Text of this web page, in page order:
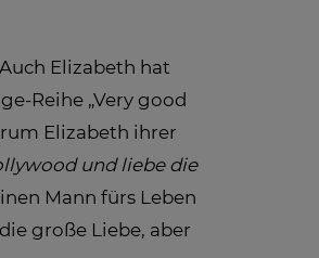
Elizabeth hat
Reihe „Very good
Elizabeth ihrer
und liebe die
Mann fürs Leben
große Liebe, aber